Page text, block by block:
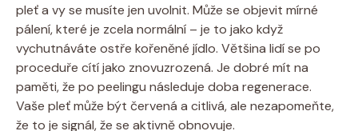
pleť a vy se musíte jen uvolnit. Může se objevit mírné
pálení, které je zcela normální – je to jako když
vychutnáváte ostře kořeněné jídlo. Většina lidí se po
proceduře cítí jako znovuzrozená. Je dobré mít na
paměti, že po peelingu následuje doba regenerace.
Vaše pleť může být červená a citlivá, ale nezapomeňte,
že to je signál, že se aktivně obnovuje.